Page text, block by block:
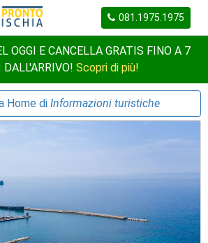
081.1975.1975
OGGI E CANCELLA GRATIS FINO A 7
DALL'ARRIVO! Scopri di più!
Home di Informazioni turistiche